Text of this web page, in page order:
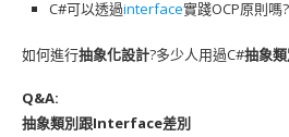
C#可以透過interface實踐OCP原則嗎
如何進行抽象化設計?多少人用過C#抽象類
Q&A:
抽象類別跟Interface差別